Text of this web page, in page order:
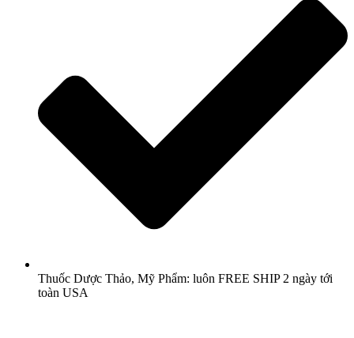
Thuốc Dược Thảo, Mỹ Phẩm: luôn FREE SHIP 2 ngày tới
toàn USA